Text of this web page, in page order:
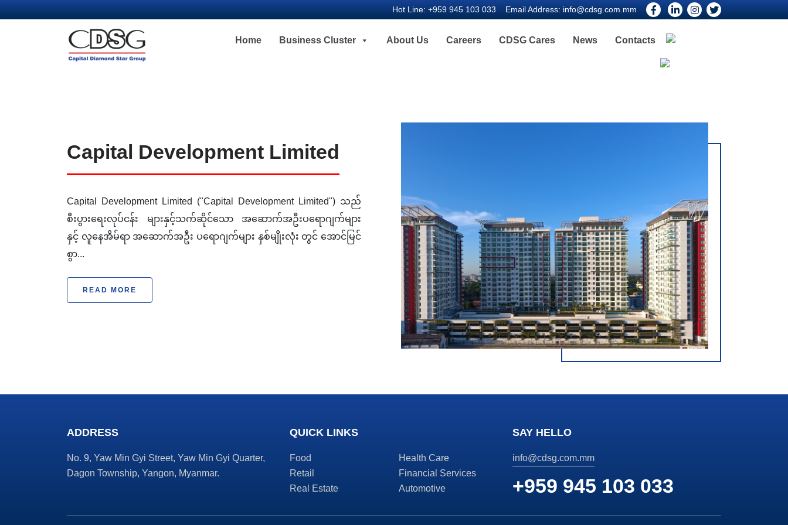
Hot Line: +959 945 103 033 Email Address: info@cdsg.com.mm
Home Business Cluster About Us Careers CDSG Cares News Contacts
Capital Development Limited
Capital Development Limited ("Capital Development Limited") သည်
စီးပွားရေးလုပ်ငန်း များနှင့်သက်ဆိုင်သော အဆောက်အဦးပရောဂျက်များ
နှင့် လူနေအိမ်ရာ အဆောက်အဦး ပရောဂျက်များ နှစ်မျိုးလုံး တွင် အောင်မြင်
စွာ...
READ MORE
ADDRESS
No. 9, Yaw Min Gyi Street, Yaw Min Gyi Quarter,
Dagon Township, Yangon, Myanmar.
QUICK LINKS
Food
Retail
Real Estate
Health Care
Financial Services
Automotive
SAY HELLO
info@cdsg.com.mm
+959 945 103 033